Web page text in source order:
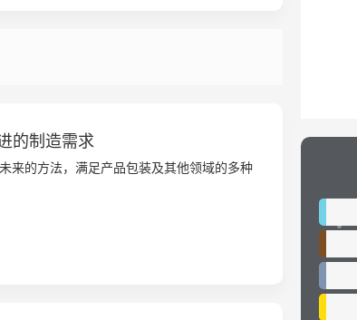
的制造需求
来的方法，满足产品包装及其他领域的多种